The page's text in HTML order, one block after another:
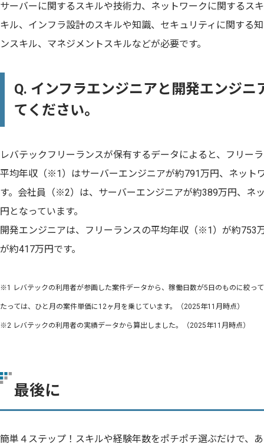
サーバーに関するスキルや技術力、ネットワークに関するス
キル、インフラ設計のスキルや知識、セキュリティに関する
ンスキル、マネジメントスキルなどが必要です。
Q. インフラエンジニアと開発エンジニ
てください。
レバテックフリーランスが保有するデータによると、フリー
平均年収（※1）はサーバーエンジニアが約791万円、ネット
す。会社員（※2）は、サーバーエンジニアが約389万円、ネ
円となっています。
開発エンジニアは、フリーランスの平均年収（※1）が約753
が約417万円です。
※1 レバテックの利用者が参画した案件データから、稼働日数が5日のものに絞っ
たっては、ひと月の案件単価に12ヶ月を乗じています。（2025年11月時点）
※2 レバテックの利用者の実績データから算出しました。（2025年11月時点）
最後に
簡単４ステップ！スキルや経験年数をポチポチ選ぶだけで、